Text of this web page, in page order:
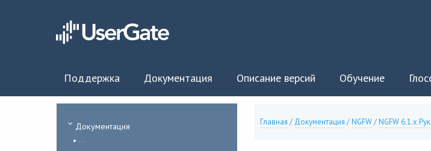
Поддержка Документация Описание версий Обучение
Документация
...
Главная / Документация /NGFW/NGFW 6.1.x